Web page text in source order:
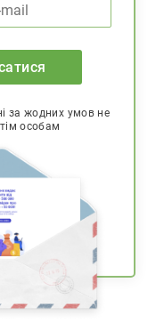
за жодних умов не
особам